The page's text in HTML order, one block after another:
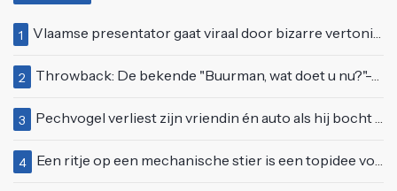
1 Vlaamse presentator gaat viraal door bizarre vertoning op live televisie: "Helemaal stijf van de bloem"
2 Throwback: De bekende "Buurman, wat doet u nu?"-scène uit Flodder met Tatjana Šimić
3 Pechvogel verliest zijn vriendin én auto als hij bocht te scherp neemt
4 Een ritje op een mechanische stier is een topidee voor een eerste date